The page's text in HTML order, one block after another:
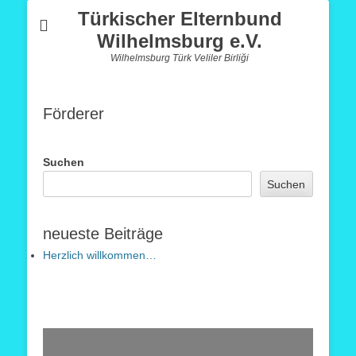
Türkischer Elternbund
Wilhelmsburg e.V.
Wilhelmsburg Türk Veliler Birliği
Förderer
Suchen
Suchen
neueste Beiträge
Herzlich willkommen…